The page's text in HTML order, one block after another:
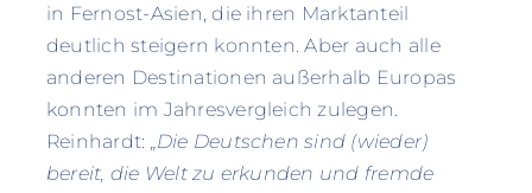
in Fernost-Asien, die ihren Marktanteil
deutlich steigern konnten. Aber auch alle
anderen Destinationen außerhalb Europas
konnten im Jahresvergleich zulegen.
Reinhardt: „Die Deutschen sind (wieder)
bereit, die Welt zu erkunden und fremde